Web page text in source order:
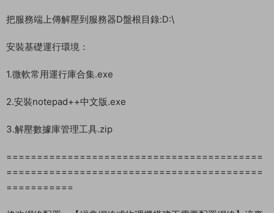
服務端，我這裏已事先下載好了
==========================================
==========================================
===========